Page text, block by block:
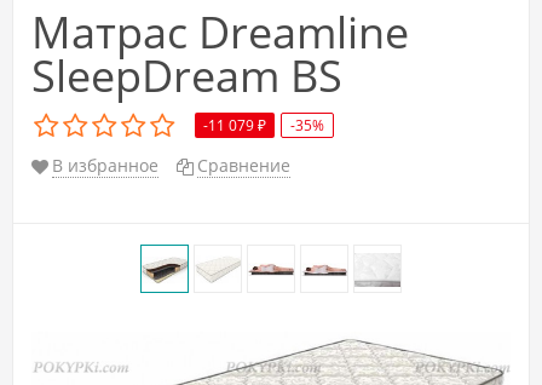
Матрас Dreamline
SleepDream BS
-11 079 ₽ -35%
В избранное Сравнение